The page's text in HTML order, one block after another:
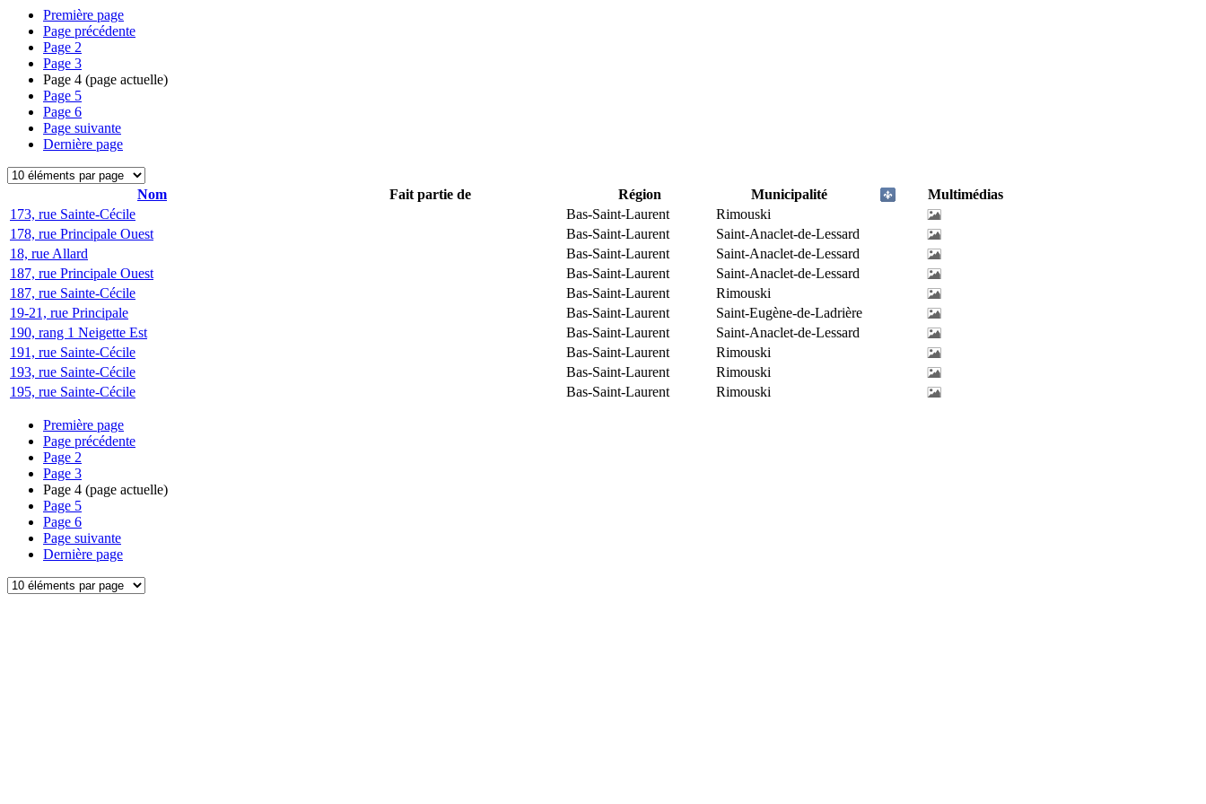
Première page
Page précédente
Page 2
Page 3
Page 4 (page actuelle)
Page 5
Page 6
Page suivante
Dernière page
Nom Fait partie de Région Municipalité
Multimédias
173, rue Sainte-Cécile
Bas-Saint-Laurent
Rimouski
178, rue Principale Ouest
Bas-Saint-Laurent
Saint-Anaclet-de-Lessard
18, rue Allard
Bas-Saint-Laurent
Saint-Anaclet-de-Lessard
187, rue Principale Ouest
Bas-Saint-Laurent
Saint-Anaclet-de-Lessard
187, rue Sainte-Cécile
Bas-Saint-Laurent
Rimouski
19-21, rue Principale
Bas-Saint-Laurent
Saint-Eugène-de-Ladrière
190, rang 1 Neigette Est
Bas-Saint-Laurent
Saint-Anaclet-de-Lessard
191, rue Sainte-Cécile
Bas-Saint-Laurent
Rimouski
193, rue Sainte-Cécile
Bas-Saint-Laurent
Rimouski
195, rue Sainte-Cécile
Bas-Saint-Laurent Rimouski
Première page
Page précédente
Page 2
Page 3
Page 4 (page actuelle)
Page 5
Page 6
Page suivante
Dernière page